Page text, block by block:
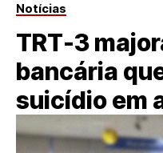
Notícias
TRT-3
bancária
suicídio em